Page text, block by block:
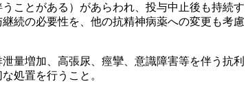
ことがある）があらわれ、投与中止後も持続す
続の必要性を、他の抗精神病薬への変更も考慮
量増加、高張尿、痙攣、意識障害等を伴う抗利
処置を行うこと。